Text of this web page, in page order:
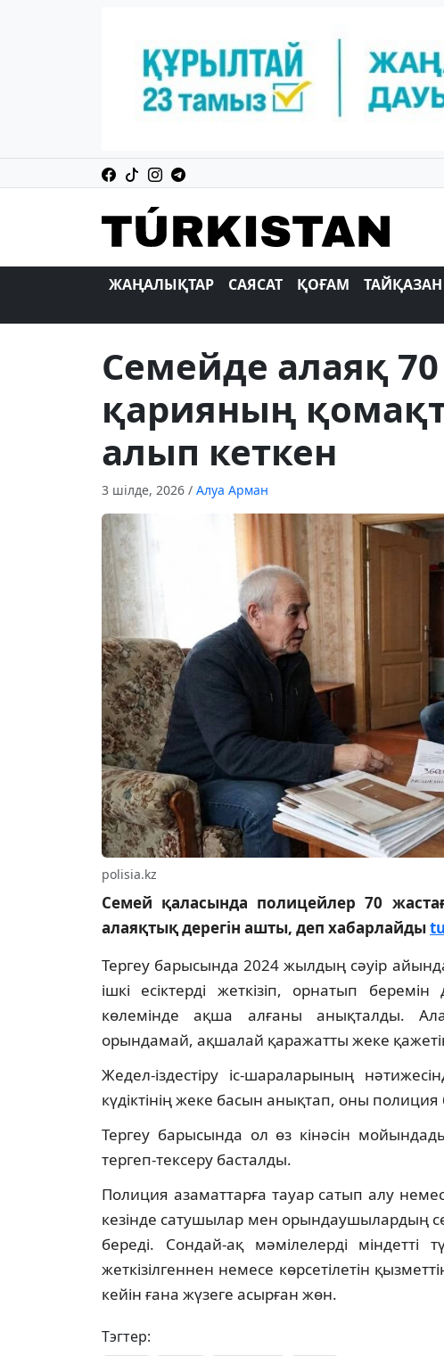
ЖАҢАЛЫҚТАР САЯСАТ ҚОҒАМ ТАЙҚАЗАН
Семейде алаяқ
қарияның
алып кеткен
3 шілде, 2026 / Алуа Арман
polisia.kz
Семей қаласында полицейлер 70
алаяқтық дерегін ашты, деп хабарлайды
Тергеу барысында 2024 жылдың сәуір айында
ішкі есіктерді жеткізіп, орнатып
көлемінде ақша алғаны анықталды.
орындамай, ақшалай қаражатты жеке
Жедел-іздестіру іс-шараларының
күдіктінің жеке басын анықтап, оны полиция
Тергеу барысында ол өз кінәсін
тергеп-тексеру басталды.
Полиция азаматтарға тауар сатып алу
кезінде сатушылар мен орындаушылардың
береді. Сондай-ақ мәмілелерді
жеткізілгеннен немесе көрсетілетін
кейін ғана жүзеге асырған жөн.
Тэгтер: